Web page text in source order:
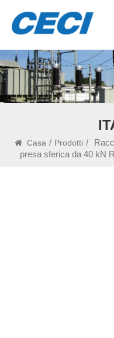
Casa / Prodotti /
presa sferica da 40 kN